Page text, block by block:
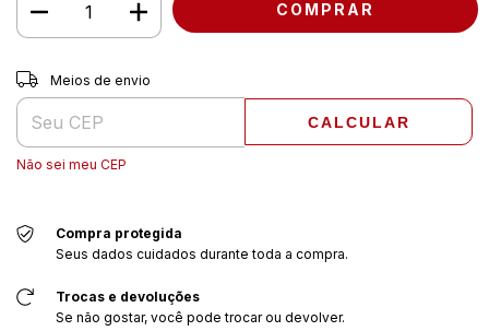
Entregas para o CEP:
Meios de envio
CALCULAR
Não sei meu CEP
Compra protegida
Seus dados cuidados durante toda a compra.
Trocas e devoluções
Se não gostar, você pode trocar ou devolver.